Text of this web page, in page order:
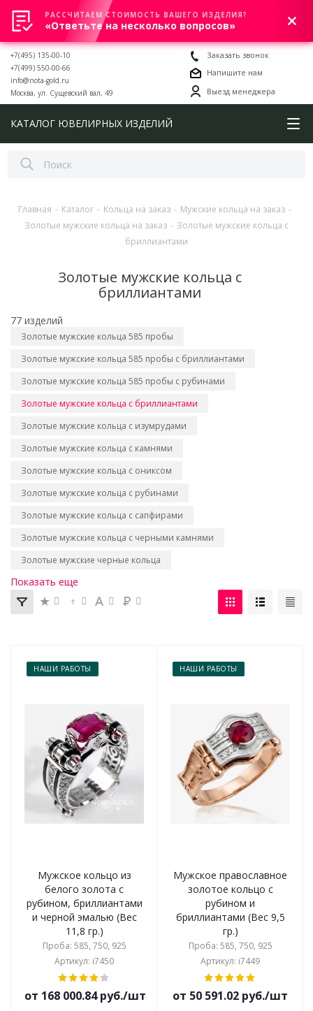
0
+7(495) 135-00-10
+7(499) 550-00-66
info@nota-gold.ru
Москва, ул. Сущевский вал, 49
Заказать звонок
Напишите нам
Выезд менеджера
КАТАЛОГ ЮВЕЛИРНЫХ ИЗДЕЛИЙ
Главная - Каталог - Кольца на заказ - Мужские кольца на заказ -
Золотые мужские кольца на заказ - Золотые мужские кольца с
бриллиантами
Золотые мужские кольца с
бриллиантами
77 изделий
Золотые мужские кольца 585 пробы
Золотые мужские кольца 585 пробы с бриллиантами
Золотые мужские кольца 585 пробы с рубинами
Золотые мужские кольца с бриллиантами
Золотые мужские кольца с изумрудами
Золотые мужские кольца с камнями
Золотые мужские кольца с ониксом
Золотые мужские кольца с рубинами
Золотые мужские кольца с сапфирами
Золотые мужские кольца с черными камнями
Золотые мужские черные кольца
Показать еще
НАШИ РАБОТЫ
Мужское кольцо из
белого золота с
рубином, бриллиантами
и черной эмалью (Вес
11,8 гр.)
Проба: 585, 750, 925
Артикул: i7450
от 168 000.84 руб./шт
НАШИ РАБОТЫ
Мужское православное
золотое кольцо с
рубином и
бриллиантами (Вес 9,5
гр.)
Проба: 585, 750, 925
Артикул: i7449
от 50 591.02 руб./шт
РАССЧИТАЕМ СТОИМОСТЬ ВАШЕГО ИЗДЕЛИЯ?
«Ответьте на несколько вопросов»